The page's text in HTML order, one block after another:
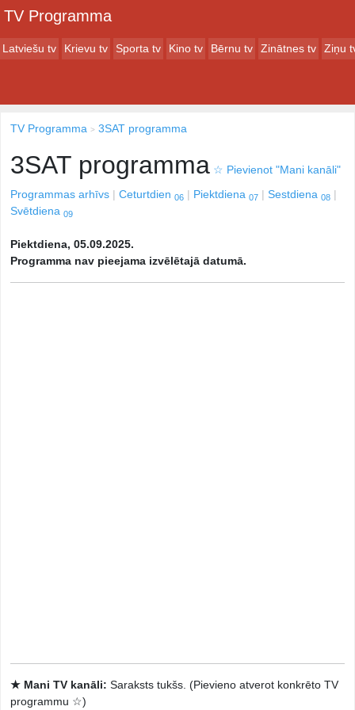
TV Programma
Latviešu tv Krievu tv Sporta tv Kino tv Bērnu tv Zinātnes tv Ziņu
TV Programma 3SAT programma
3SAT programma ☆ Pievienot "Mani kanāli"
Programmas arhīvs
Ceturtdien 06 Piektdiena 07 Sestdiena 08
Svētdiena 09
Piektdiena, 05.09.2025.
Programma nav pieejama izvēlētajā datumā.
★ Mani TV kanāli: Saraksts tukšs. (Pievieno atverot konkrēto TV
programmu ☆)